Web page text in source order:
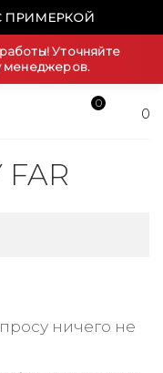
ПРИМЕРКОЙ
Уточняйте
менеджеров.
0
0
ничего не